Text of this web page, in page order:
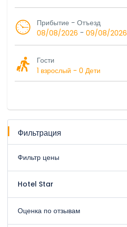
Прибытие - Отъезд
08/08/2026 - 09/08/2026
Гости
1 взрослый - 0 Дети
Фильтрация
Фильтр цены
Hotel Star
Оценка по отзывам